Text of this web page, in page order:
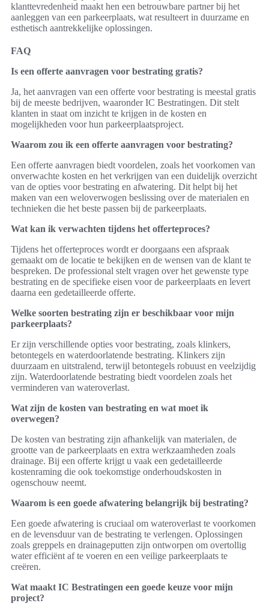
klanttevredenheid maakt hen een betrouwbare partner bij het
aanleggen van een parkeerplaats, wat resulteert in duurzame en
esthetisch aantrekkelijke oplossingen.
FAQ
Is een offerte aanvragen voor bestrating gratis?
Ja, het aanvragen van een offerte voor bestrating is meestal gratis
bij de meeste bedrijven, waaronder IC Bestratingen. Dit stelt
klanten in staat om inzicht te krijgen in de kosten en
mogelijkheden voor hun parkeerplaatsproject.
Waarom zou ik een offerte aanvragen voor bestrating?
Een offerte aanvragen biedt voordelen, zoals het voorkomen van
onverwachte kosten en het verkrijgen van een duidelijk overzicht
van de opties voor bestrating en afwatering. Dit helpt bij het
maken van een weloverwogen beslissing over de materialen en
technieken die het beste passen bij de parkeerplaats.
Wat kan ik verwachten tijdens het offerteproces?
Tijdens het offerteproces wordt er doorgaans een afspraak
gemaakt om de locatie te bekijken en de wensen van de klant te
bespreken. De professional stelt vragen over het gewenste type
bestrating en de specifieke eisen voor de parkeerplaats en levert
daarna een gedetailleerde offerte.
Welke soorten bestrating zijn er beschikbaar voor mijn
parkeerplaats?
Er zijn verschillende opties voor bestrating, zoals klinkers,
betontegels en waterdoorlatende bestrating. Klinkers zijn
duurzaam en uitstralend, terwijl betontegels robuust en veelzijdig
zijn. Waterdoorlatende bestrating biedt voordelen zoals het
verminderen van wateroverlast.
Wat zijn de kosten van bestrating en wat moet ik
overwegen?
De kosten van bestrating zijn afhankelijk van materialen, de
grootte van de parkeerplaats en extra werkzaamheden zoals
drainage. Bij een offerte krijgt u vaak een gedetailleerde
kostenraming die ook toekomstige onderhoudskosten in
ogenschouw neemt.
Waarom is een goede afwatering belangrijk bij bestrating?
Een goede afwatering is cruciaal om wateroverlast te voorkomen
en de levensduur van de bestrating te verlengen. Oplossingen
zoals greppels en drainageputten zijn ontworpen om overtollig
water efficiënt af te voeren en een veilige parkeerplaats te
creëren.
Wat maakt IC Bestratingen een goede keuze voor mijn
project?